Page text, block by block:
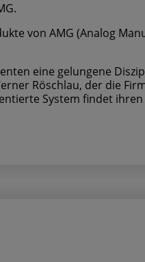
von AMG (Analog
eine gelungene
Röschlau, der die
System findet